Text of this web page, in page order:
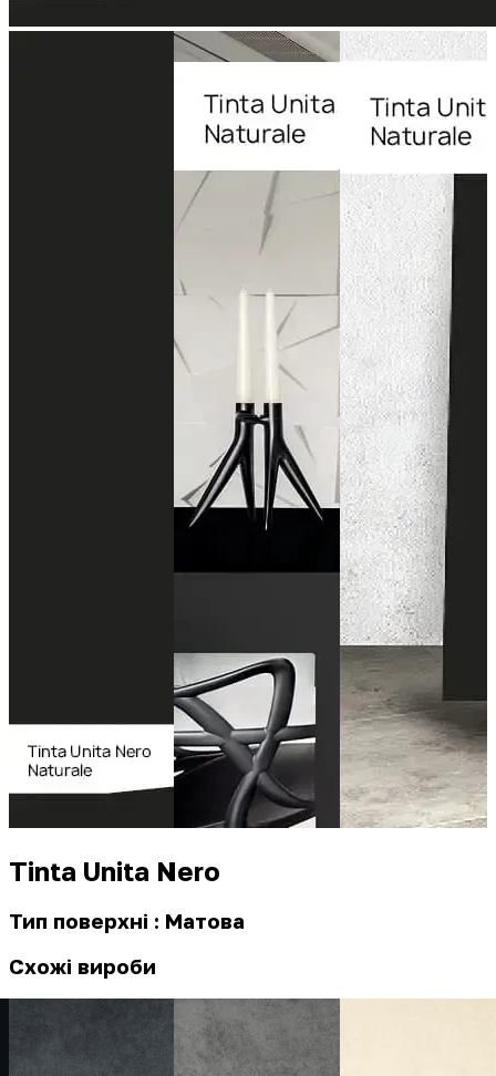
Tinta Unita Nero
Тип поверхні : Матова
Схожі вироби